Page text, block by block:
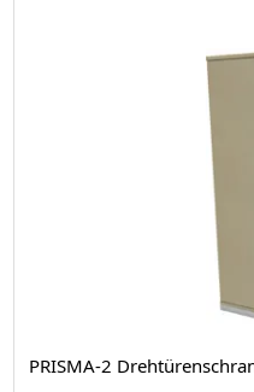
PRISMA-2